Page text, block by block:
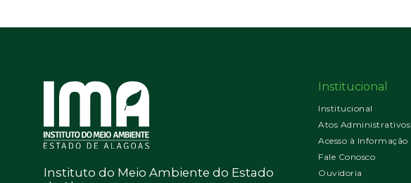
Instituto do Meio Ambiente do Estado
Institucional
Institucional
Atos Administrativos
Acesso à Informação
Fale Conosco
Ouvidoria